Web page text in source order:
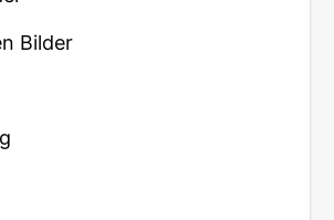
Bilder